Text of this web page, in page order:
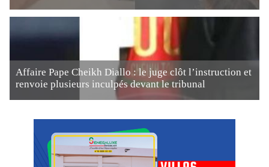
Affaire Pape Cheikh Diallo : le juge clôt l’instruction et
renvoie plusieurs inculpés devant le tribunal